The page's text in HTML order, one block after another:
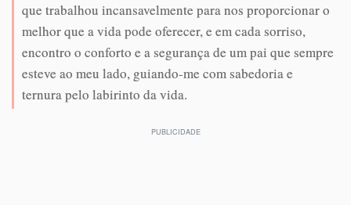
que trabalhou incansavelmente para nos proporcionar o
melhor que a vida pode oferecer, e em cada sorriso,
encontro o conforto e a segurança de um pai que sempre
esteve ao meu lado, guiando-me com sabedoria e
ternura pelo labirinto da vida.